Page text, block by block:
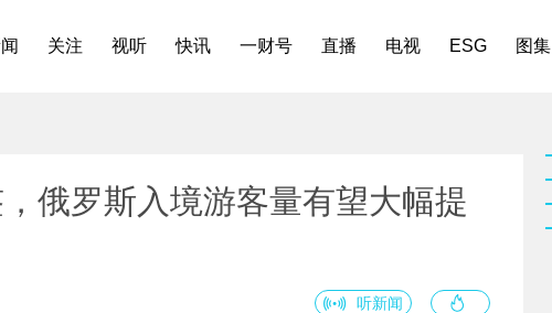
关注 视听 快讯 一财号 直播 电视 ESG 图集
俄罗斯入境游客量有望大幅提
听新闻